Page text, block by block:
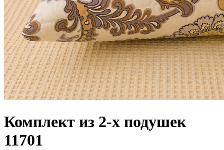
Комплект из 2-х подушек
11701